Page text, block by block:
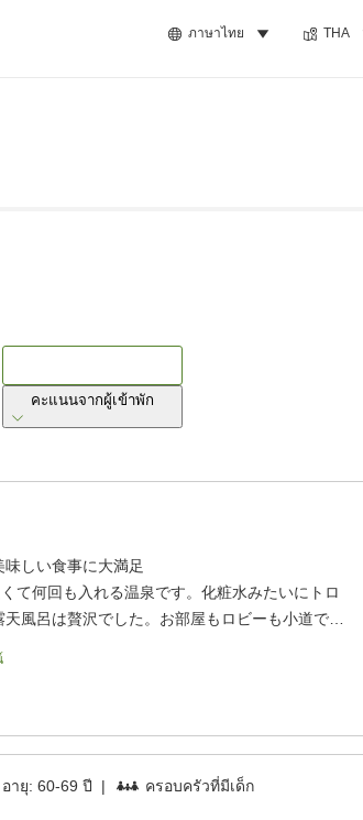
ภาษาไทย THA
คะแนนจากผู้เข้าพัก
しい食事に大満足
て何回も入れる温泉です。化粧水みたいにトロ
風呂は贅沢でした。お部屋もロビーも小道でさ
もとても美味しいかったです。言うことなし!お
した。接客も素晴らしく高級ホテルですね。お値
อายุ:60-69 ปี | ครอบครัวที่มีเด็ก